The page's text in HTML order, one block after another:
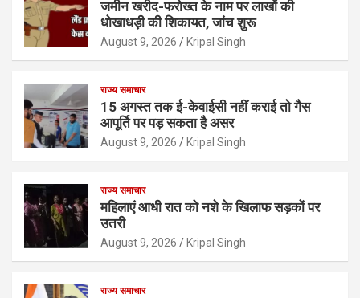
जमीन खरीद-फरोख्त के नाम पर लाखों की
धोखाधड़ी की शिकायत, जांच शुरू
August 9, 2026 Kripal Singh
राज्य समाचार
15 अगस्त तक ई-केवाईसी नहीं कराई तो गैस
आपूर्ति पर पड़ सकता है असर
August 9, 2026 Kripal Singh
राज्य समाचार
महिलाएं आधी रात को नशे के खिलाफ सड़कों पर
उतरी
August 9, 2026 Kripal Singh
राज्य समाचार